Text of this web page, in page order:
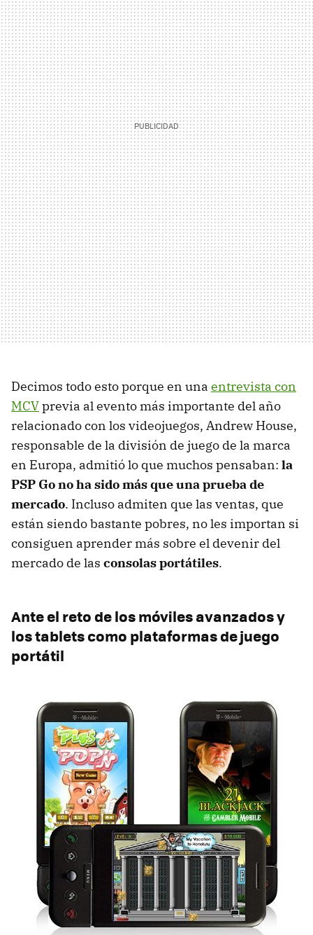
Decimos todo esto porque en una entrevista con
MCVprevia al evento más importante del año
relacionado con los videojuegos, Andrew House,
responsable de la división de juego de la marca
en Europa, admitió lo que muchos pensaban: la
PSP Go no ha sido más que una prueba de
mercado. Incluso admiten que las ventas, que
están siendo bastante pobres, no les importan si
consiguen aprender más sobre el devenir del
mercado de las consolas portátiles.
Ante el reto de los móviles avanzados y
los tablets como plataformas de juego
portátil